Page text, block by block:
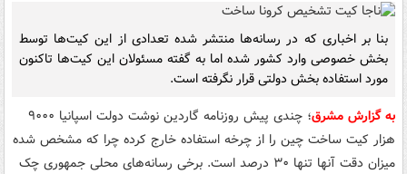
بنا بر اخباری که در رسانه‌ها منتشر شده تعدادی از این کیت‌ها توسط
بخش خصوصی وارد کشور شده اما به گفته مسئولان این کیت‌ها تاکنون
مورد استفاده بخش دولتی قرار نگرفته است.
به گزارش مشرق
؛ چندی پیش روزنامه گاردین نوشت دولت اسپانیا ۹۰۰۰
هزار کیت ساخت چین را از چرخه استفاده خارج کرده چرا که مشخص شده
میزان دقت آنها تنها ۳۰ درصد است. برخی رسانه‌های محلی جمهوری چک